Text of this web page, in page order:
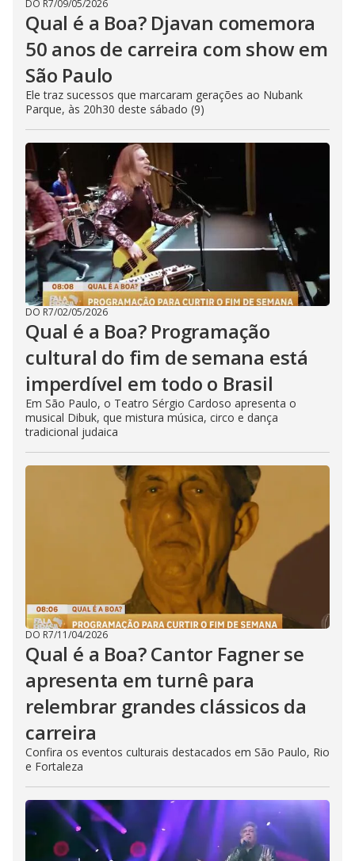
DO R7/09/05/2026
Qual é a Boa? Djavan comemora
50 anos de carreira com show em
São Paulo
Ele traz sucessos que marcaram gerações ao Nubank
Parque, às 20h30 deste sábado (9)
DO R7/02/05/2026
Qual é a Boa? Programação
cultural do fim de semana está
imperdível em todo o Brasil
Em São Paulo, o Teatro Sérgio Cardoso apresenta o
musical Dibuk, que mistura música, circo e dança
tradicional judaica
DO R7/11/04/2026
Qual é a Boa? Cantor Fagner se
apresenta em turnê para
relembrar grandes clássicos da
carreira
Confira os eventos culturais destacados em São Paulo, Rio
e Fortaleza